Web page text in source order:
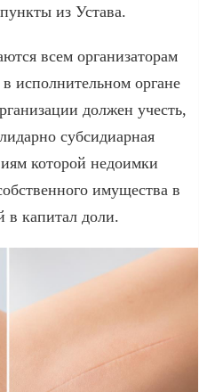
из Устава.
всем организаторам
исполнительном органе
должен учесть,
субсидиарная
которой недоимки
имущества в
в капитал доли.